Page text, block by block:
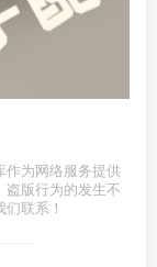
作为网络服务提供
盗版行为的发生不
联系！